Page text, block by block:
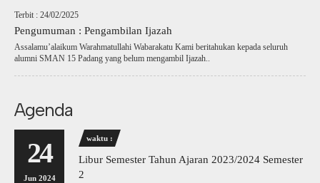
Terbit : 24/02/2025
Pengumuman : Pengambilan Ijazah
Assalamu’alaikum Warahmatullahi Wabarakatu Kami beritahukan kepada seluruh
alumni SMAN 15 Padang yang belum mengambil Ijazah..
Agenda
24
Jun 2024
waktu :
Libur Semester Tahun Ajaran 2023/2024 Semester
2